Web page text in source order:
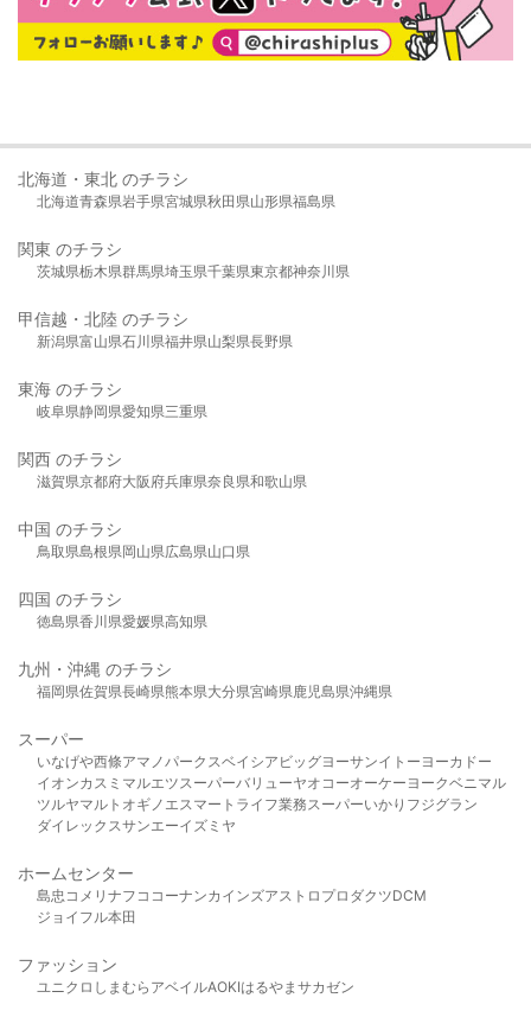
北海道・東北 のチラシ
北海道青森県岩手県宮城県秋田県山形県福島県
関東 のチラシ
茨城県栃木県群馬県埼玉県千葉県東京都神奈川県
甲信越・北陸 のチラシ
新潟県富山県石川県福井県山梨県長野県
東海 のチラシ
岐阜県静岡県愛知県三重県
関西 のチラシ
滋賀県京都府大阪府兵庫県奈良県和歌山県
中国 のチラシ
鳥取県島根県岡山県広島県山口県
四国 のチラシ
徳島県香川県愛媛県高知県
九州・沖縄 のチラシ
福岡県佐賀県長崎県熊本県大分県宮崎県鹿児島県沖縄県
スーパー
いなげや西條アマノパークスベイシア ビッグヨーサンイトーヨーカドー
イオンカスミ マルエツスーパーバリューヤオコーオーケー ヨークベニマル
ツルヤマルト オギノ エスマート ライフ業務スーパーいかり フジグラン
ダイレックスサンエーイズミヤ
ホームセンター
島忠 コメリ ナフコ コーナンカインズアストロプロダクツDCM
ジョイフル本田
ファッション
ユニクロ しまむら アベイルAOKIはるやま サカゼン